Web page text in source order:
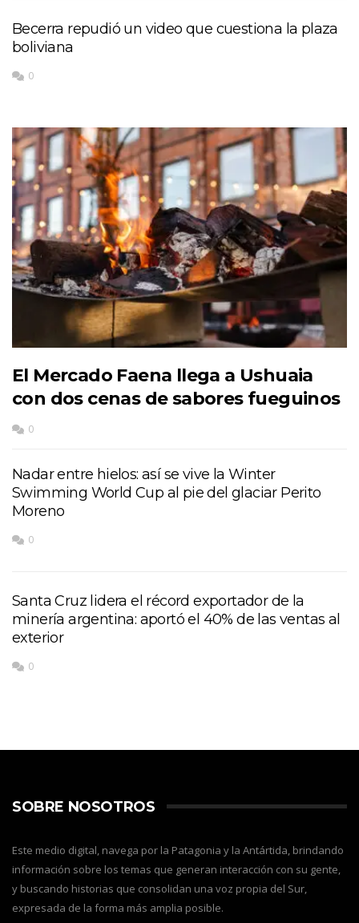
Becerra repudió un video que cuestiona la plaza
boliviana
0
El Mercado Faena llega a Ushuaia
con dos cenas de sabores fueguinos
0
Nadar entre hielos: así se vive la Winter
Swimming World Cup al pie del glaciar Perito
Moreno
0
Santa Cruz lidera el récord exportador de la
minería argentina: aportó el 40% de las ventas al
exterior
0
SOBRE NOSOTROS
Este medio digital, navega por la Patagonia y la Antártida, brindando
información sobre los temas que generan interacción con su gente,
y buscando historias que consolidan una voz propia del Sur,
expresada de la forma más amplia posible.